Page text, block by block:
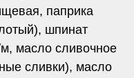
паприка
шпинат
масло сливочное
сливки), масло